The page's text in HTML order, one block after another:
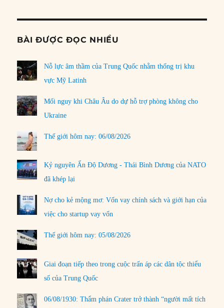
BÀI ĐƯỢC ĐỌC NHIỀU
Nỗ lực âm thầm của Trung Quốc nhằm thống trị khu
vực Mỹ Latinh
Mối nguy khi Châu Âu do dự hỗ trợ phòng không cho
Ukraine
Thế giới hôm nay: 06/08/2026
Kỷ nguyên Ấn Độ Dương - Thái Bình Dương của NATO
đã khép lại
Nợ cho kẻ mộng mơ: Vốn vay chính sách và giới hạn của
việc cho startup vay vốn
Thế giới hôm nay: 05/08/2026
Giai đoạn tiếp theo trong cuộc trấn áp các dân tộc thiểu
số của Trung Quốc
06/08/1930: Thẩm phán Crater trở thành “người mất tích